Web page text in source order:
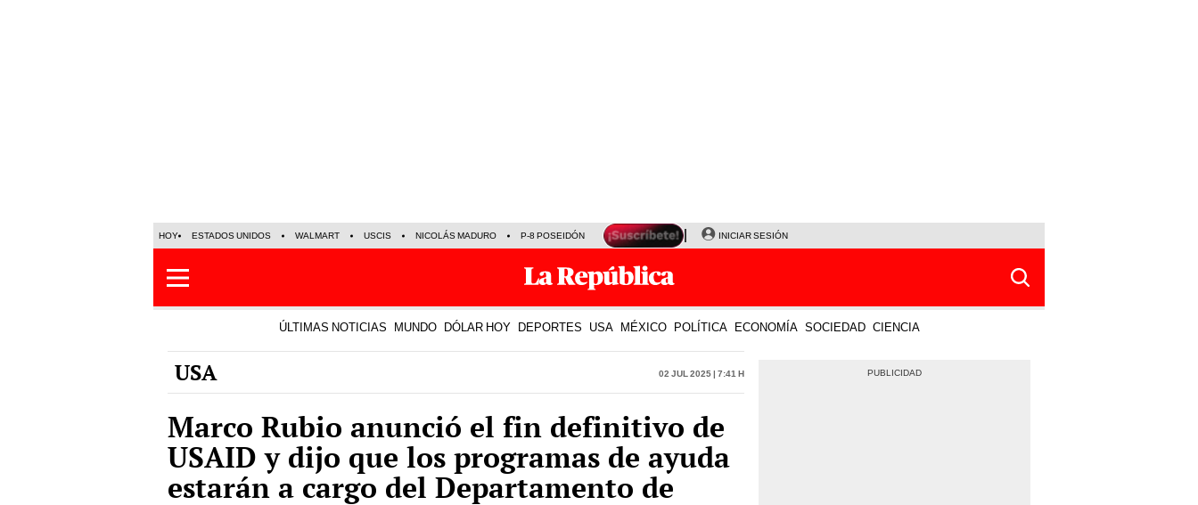
HOY ESTADOS UNIDOS WALMART USCIS NICOLÁS MADURO P-8 POSEIDÓN INICIAR SESIÓN
ÚLTIMAS NOTICIAS MUNDO DÓLAR HOY DEPORTES USA MÉXICO POLÍTICA ECONOMÍA SOCIEDAD CIENCIA
USA 02 Jul 2025 | 7:41 h
Marco Rubio anunció el fin definitivo de
USAID y dijo que los programas de ayuda
estarán a cargo del Departamento de